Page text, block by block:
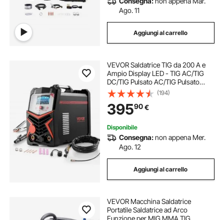
Ago. 11
Aggiungi al carrello
VEVOR Saldatrice TIG da 200 A e
Ampio Display LED - TIG AC/TIG
DC/TIG Pulsato AC/TIG Pulsato
DC/TIG a Punti/MMA (Stick),
Saldatrice a Doppia Tensione
110/220 V con Controllo Sinergico
IGBT
(194)
39590€
Disponibile
Consegna:non appena Mer.
Ago. 12
Aggiungi al carrello
VEVOR Macchina Saldatrice
Portatile Saldatrice ad Arco
Funzione per MIG MMA TIG